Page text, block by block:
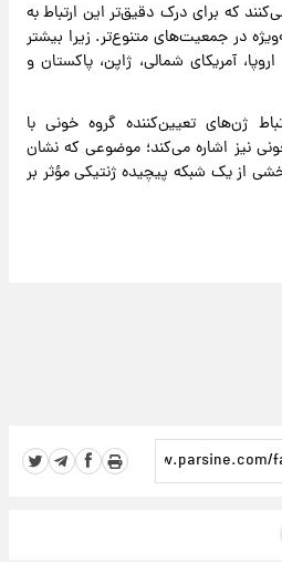
که برای درک دقیق‌تر این ارتباط به
در جمعیت‌های متنوع‌تر. زیرا بیشتر
آمریکای شمالی، ژاپن، پاکستان و
ژن‌های تعیین‌کننده گروه خونی با
نیز اشاره می‌کند؛ موضوعی که نشان
از یک شبکه پیچیده ژنتیکی مؤثر بر